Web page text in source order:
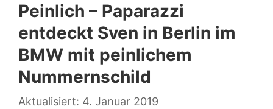
Peinlich – Paparazzi
entdeckt Sven in Berlin im
BMW mit peinlichem
Nummernschild
4. Januar 2019